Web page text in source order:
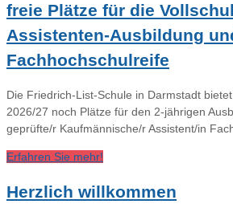
freie Plätze für die
Assistenten-Ausbildung
Fachhochschulreife
Die Friedrich-List-Schule in Darmstadt
2026/27 noch Plätze für den 2-jährigen
geprüfte/r Kaufmännische/r Assistent/in
Erfahren Sie mehr!
Herzlich willkommen